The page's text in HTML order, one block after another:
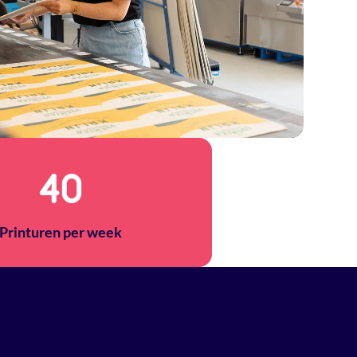
40
Printuren per week